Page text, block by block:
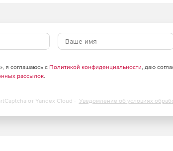
я соглашаюсь с Политикой конфиденциальности, даю
рассылок.
от Yandex Cloud - Уведомление об условиях